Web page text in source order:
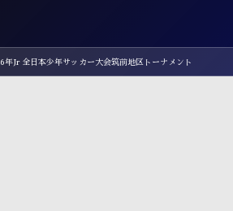
6年Jr 全日本少年サッカー大会筑前地区トーナメント